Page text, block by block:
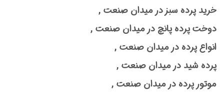
خرید پرده سبز در میدان صنعت ,
دوخت پرده پانچ در میدان صنعت ,
انواع پرده در میدان صنعت ,
پرده شید در میدان صنعت ,
موتور پرده در میدان صنعت ,